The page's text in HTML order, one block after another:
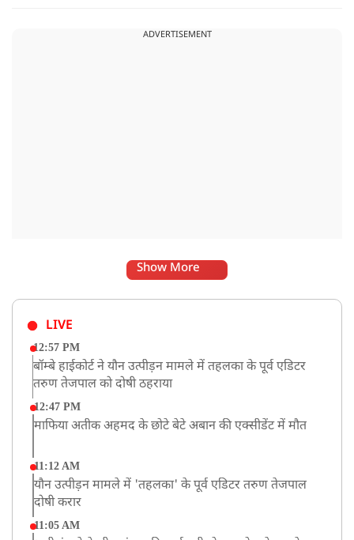
ADVERTISEMENT
Show More
LIVE
12:57 PM
बॉम्बे हाईकोर्ट ने यौन उत्पीड़न मामले में तहलका के पूर्व एडिटर
तरुण तेजपाल को दोषी ठहराया
12:47 PM
माफिया अतीक अहमद के छोटे बेटे अबान की एक्सीडेंट में मौत
11:12 AM
यौन उत्पीड़न मामले में 'तहलका' के पूर्व एडिटर तरुण तेजपाल
दोषी करार
11:05 AM